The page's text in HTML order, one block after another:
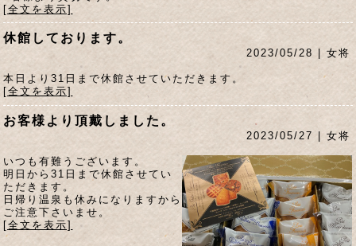
[全文を表示]
休館しております。
2023/05/28 | 女将
本日より31日まで休館させていただきます。
[全文を表示]
お客様より頂戴しました。
2023/05/27 | 女将
いつも有難うございます。
明日から31日まで休館させてい
ただきます。
日帰り温泉も休みになりますから
ご注意下さいませ。
[全文を表示]